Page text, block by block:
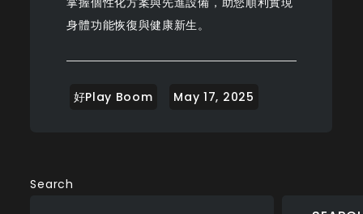
身體功能恢復與健康新生。
Search